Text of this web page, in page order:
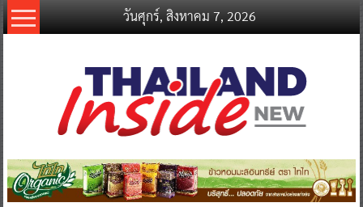
Skip
to
วันศุกร์, สิงหาคม 7, 2026
thailandinsidenew.com
Thailand